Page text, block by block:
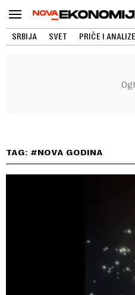
SRBIJA SVET PRIČE I ANALIZE
TAG: #NOVA GODINA